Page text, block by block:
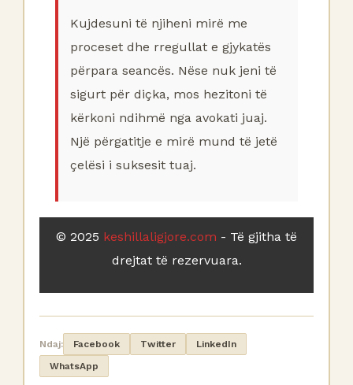
Kujdesuni të njiheni mirë me
proceset dhe rregullat e gjykatës
përpara seancës. Nëse nuk jeni të
sigurt për diçka, mos hezitoni të
kërkoni ndihmë nga avokati juaj.
Një përgatitje e mirë mund të jetë
çelësi i suksesit tuaj.
© 2025 keshillaligjore.com - Të gjitha të
drejtat të rezervuara.
Ndaj: Facebook Twitter
LinkedIn
WhatsApp